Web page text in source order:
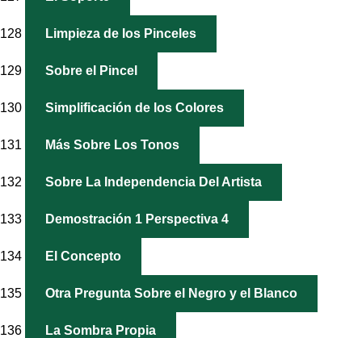
128 Limpieza de los Pinceles
129 Sobre el Pincel
130 Simplificación de los Colores
131 Más Sobre Los Tonos
132 Sobre La Independencia Del Artista
133 Demostración 1 Perspectiva 4
134 El Concepto
135 Otra Pregunta Sobre el Negro y el Blanco
136 La Sombra Propia